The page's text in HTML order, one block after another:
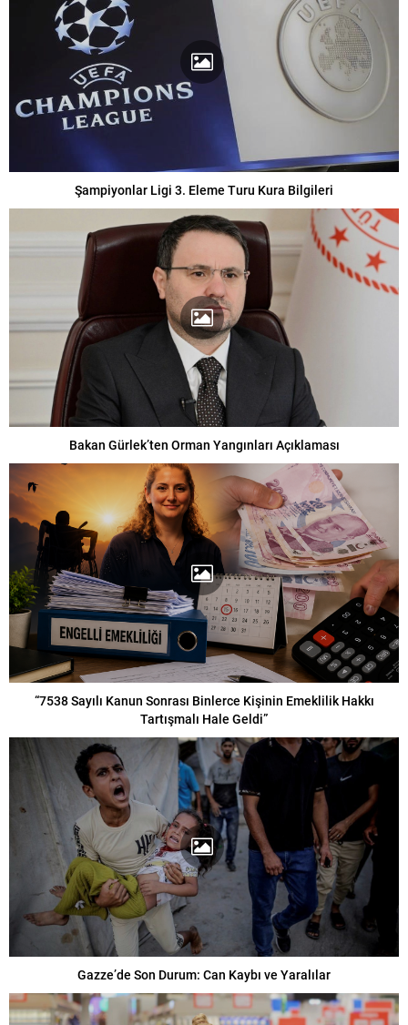
Şampiyonlar Ligi 3. Eleme Turu Kura Bilgileri
Bakan Gürlek’ten Orman Yangınları Açıklaması
“7538 Sayılı Kanun Sonrası Binlerce Kişinin Emeklilik Hakkı
Tartışmalı Hale Geldi”
Gazze’de Son Durum: Can Kaybı ve Yaralılar